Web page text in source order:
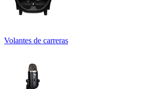
Volantes de carreras